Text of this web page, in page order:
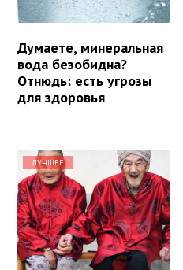
Думаете, минеральная
вода безобидна?
Отнюдь: есть угрозы
для здоровья
ЛУЧШЕЕ